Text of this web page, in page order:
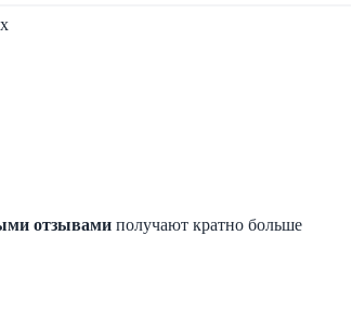
отзывами получают кратно больше